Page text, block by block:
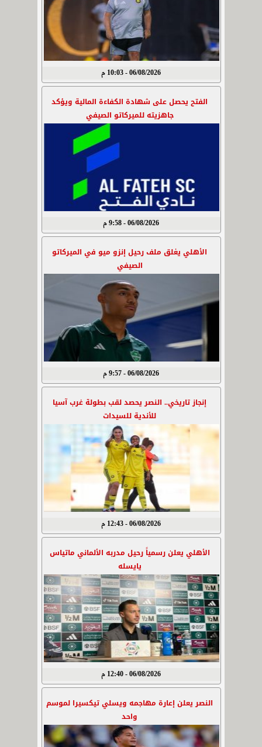
06/08/2026 - 10:03 م
الفتح يحصل على شهادة الكفاءة المالية ويؤكد
جاهزيته للميركاتو الصيفي
06/08/2026 - 9:58 م
الأهلي يغلق ملف رحيل إنزو ميو في الميركاتو
الصيفي
06/08/2026 - 9:57 م
إنجاز تاريخي.. النصر يحصد لقب بطولة غرب آسيا
للأندية للسيدات
06/08/2026 - 12:43 م
الأهلي يعلن رسمياً رحيل مدربه الألماني ماتياس
يايسله
06/08/2026 - 12:40 م
النصر يعلن إعارة مهاجمه ويسلي تيكسيرا لموسم
واحد